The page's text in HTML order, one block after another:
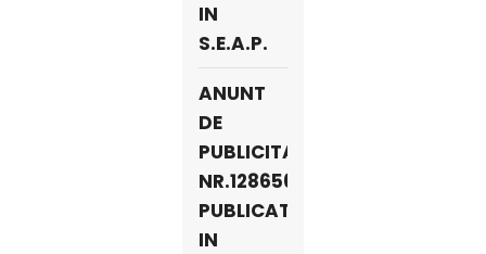
IN
S.E.A.P.
ANUNT
DE
PUBLICITATE
NR.128656
PUBLICAT
IN